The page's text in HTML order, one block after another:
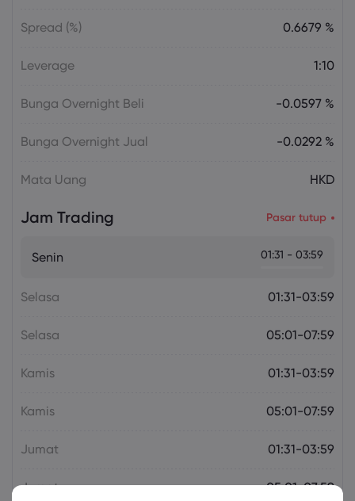
Spread (%) 0.6679 %
Leverage 1:10
Bunga Overnight Beli -0.0597 %
Bunga Overnight Jual -0.0292 %
Mata Uang HKD
Jam Trading Pasar tutup
Senin 01:31 - 03:59
Selasa 01:31-03:59
Selasa 05:01-07:59
Kamis 01:31-03:59
Kamis 05:01-07:59
Jumat 01:31-03:59
Jumat 05:01-07:59